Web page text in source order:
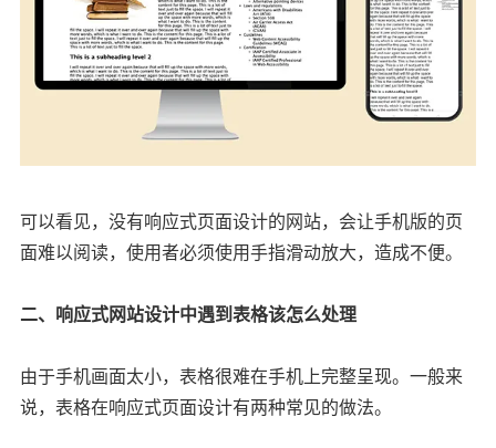
可以看见，没有响应式页面设计的网站，会让手机版的页
面难以阅读，使用者必须使用手指滑动放大，造成不便。
二、响应式网站设计中遇到表格该怎么处理
由于手机画面太小，表格很难在手机上完整呈现。一般来
说，表格在响应式页面设计有两种常见的做法。